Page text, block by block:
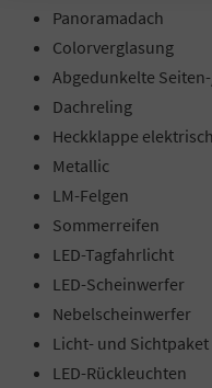
Panoramadach
Colorverglasung
Abgedunkelte
Dachreling
Heckklappe elektrisch
Metallic
LM-Felgen
Sommerreifen
LED-Tagfahrlicht
LED-Scheinwerfer
Nebelscheinwerfer
Licht- und Sichtpaket
LED-Rückleuchten